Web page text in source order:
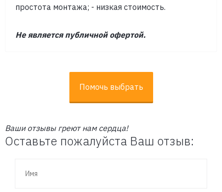
простота монтажа; - низкая стоимость.
Не является публичной офертой.
Помочь выбрать
Ваши отзывы греют нам сердца!
Оставьте пожалуйста Ваш отзыв: